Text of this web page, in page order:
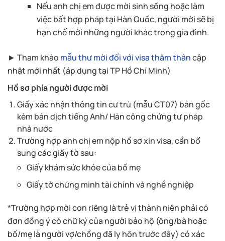
Nếu anh chị em được mời sinh sống hoặc làm
việc bất hợp pháp tại Hàn Quốc, người mời sẽ bị
hạn chế mời những người khác trong gia đình.
► Tham khảo mẫu thư mời đối với visa thăm thâncập
nhật mới nhất (áp dụng tại TP Hồ Chí Minh)
Hồ sơ phía người được mời
Giấy xác nhận thông tin cư trú (mẫu CT07) bản gốc
kèm bản dịch tiếng Anh/ Hàn công chứng tư pháp
nhà nước
Trường hợp anh chị em nộp hồ sơ xin visa, cần bổ
sung các giấy tờ sau:
Giấy khám sức khỏe của bố mẹ
Giấy tờ chứng minh tài chính và nghề nghiệp
*Trường hợp mời con riêng là trẻ vị thành niên phải có
đơn đồng ý có chữ ký của người bảo hộ (ông/bà hoặc
bố/mẹ là người vợ/chồng đã ly hôn trước đây) có xác